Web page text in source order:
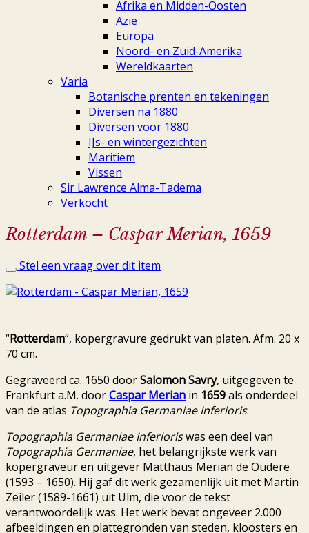
Afrika en Midden-Oosten
Azie
Europa
Noord- en Zuid-Amerika
Wereldkaarten
Varia
Botanische prenten en tekeningen
Diversen na 1880
Diversen voor 1880
IJs- en wintergezichten
Maritiem
Vissen
Sir Lawrence Alma-Tadema
Verkocht
Rotterdam – Caspar Merian, 1659
Stel een vraag over dit item
“Rotterdam“, kopergravure gedrukt van platen. Afm. 20 x
70 cm.
Gegraveerd ca. 1650 doorSalomon Savry, uitgegeven te
Frankfurt a.M. doorCaspar Merian in 1659als onderdeel
van de atlas Topographia Germaniae Inferioris.
Topographia Germaniae Inferioriswas een deel van
Topographia Germaniae, het belangrijkste werk van
kopergraveur en uitgever Matthäus Merian de Oudere
(1593 – 1650). Hij gaf dit werk gezamenlijk uit met Martin
Zeiler (1589-1661) uit Ulm, die voor de tekst
verantwoordelijk was. Het werk bevat ongeveer 2.000
afbeeldingen en plattegronden van steden, kloosters en